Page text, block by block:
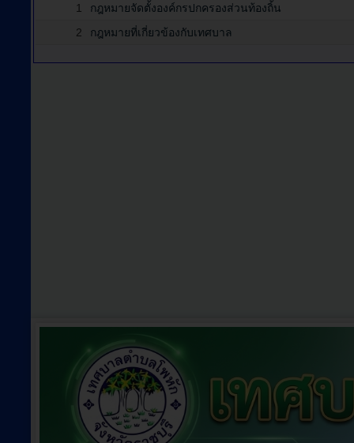
1
กฎหมายจัดตั้งองค์กรปกครองส่วนท้องถิ้น
2
กฎหมายที่เกี่ยวข้องกับเทศบาล